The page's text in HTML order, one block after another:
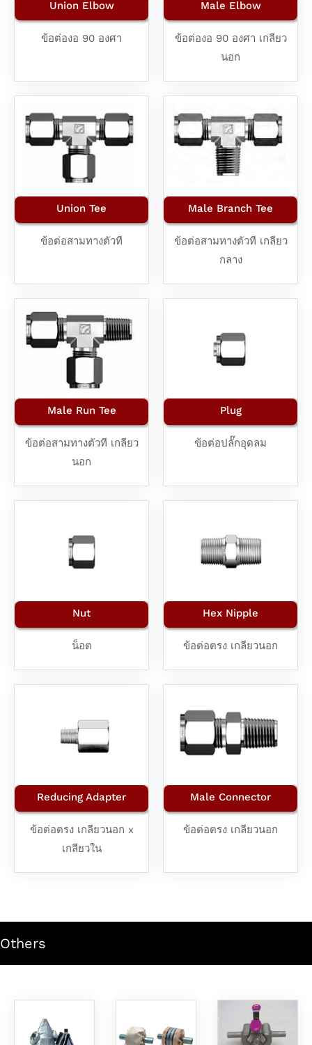
Male Connector
ข้อต่อตรง เกลียวนอก
Union Elbow
ข้อต่องอ 90 องศา
Male Elbow
ข้อต่องอ 90 องศา เกลียว
นอก
Union Tee
ข้อต่อสามทางตัวที
Male Branch Tee
ข้อต่อสามทางตัวที เกลียว
กลาง
Male Run Tee
ข้อต่อสามทางตัวที เกลียว
นอก
Plug
ข้อต่อปลั๊กอุดลม
Nut
น็อต
Hex Nipple
ข้อต่อตรง เกลียวนอก
Reducing Adapter
ข้อต่อตรง เกลียวนอก x
เกลียวใน
Others